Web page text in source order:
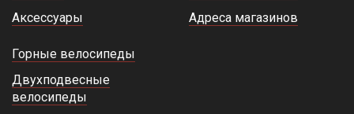
Аксессуары
Адреса магазинов
Горные велосипеды
Двухподвесные
велосипеды